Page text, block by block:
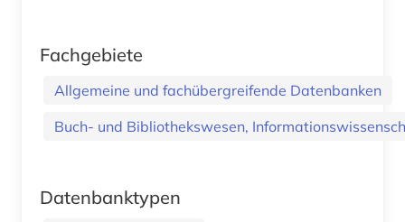
Fachgebiete
Allgemeine und fachübergreifende Datenbanken
Buch- und Bibliothekswesen,
Datenbanktypen